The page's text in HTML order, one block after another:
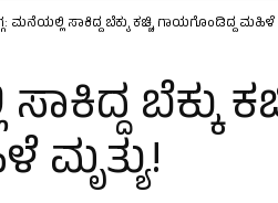
ಮನೆಯಲ್ಲಿ ಸಾಕಿದ್ದ ಬೆಕ್ಕು ಕಚ್ಚಿ ಗಾಯಗೊಂಡಿದ್ದ ಮಹಿಳೆ
ಬೆಕ್ಕು